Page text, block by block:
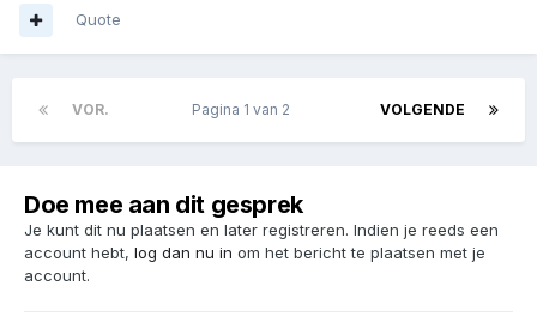
Quote
VOR. VOLGENDE
Pagina 1 van 2
Doe mee aan dit gesprek
Je kunt dit nu plaatsen en later registreren. Indien je reeds een
account hebt, log dan nu in om het bericht te plaatsen met je
account.